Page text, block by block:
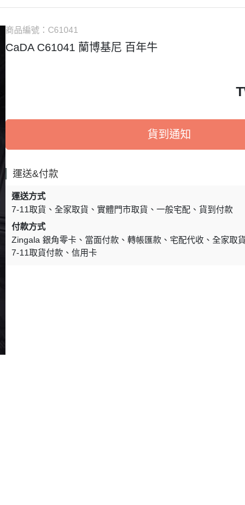
商品編號： C61041
CaDA C61041 蘭博基尼 百年牛
貨到通知
運送&付款
運送方式
7-11取貨
全家取貨 實體門市取貨 一般宅配
貨到付款
付款方式
Zingala 銀角零卡
當面付款 轉帳匯款 宅配代收
全家取
7-11取貨付款
信用卡